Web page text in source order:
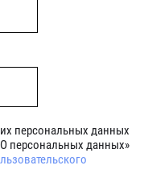
персональных данных
персональных данных»